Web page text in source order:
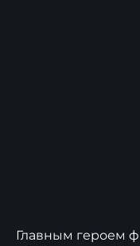
Главным героем